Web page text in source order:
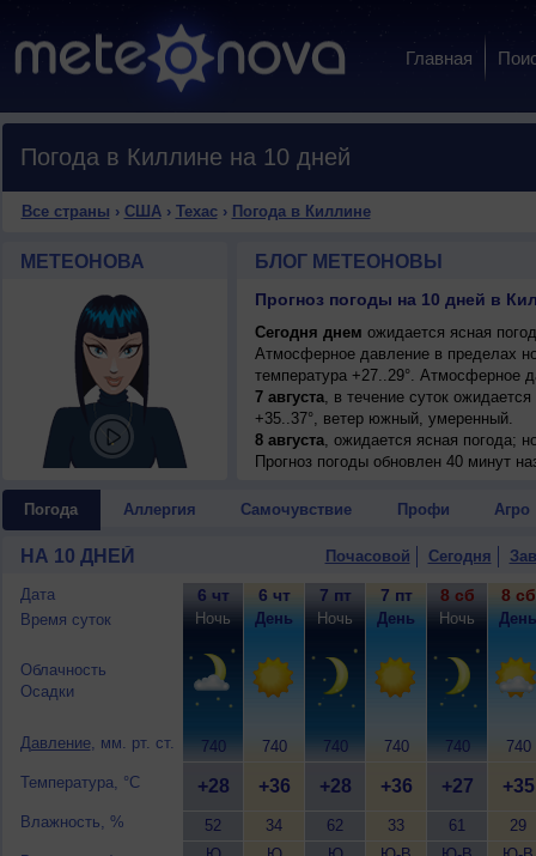
Главная
Погода в Киллине на 10 дней
Все страны › США› Техас› Погода в Киллине
МЕТЕОНОВА БЛОГ МЕТЕОНОВЫ
Прогноз погоды на 10 дней в
Сегодня днем ожидается ясная
Атмосферное давление в пределах
температура +27..29°. Атмосферное
7 августа, в течение суток
+35..37°, ветер южный, умеренный.
8 августа, ожидается ясная погода;
восточный, умеренный.
возможна гроза; ночью +26..28°,
ветер южный, умеренный.
Прогноз погоды обновлен 40 минут
Погода Аллергия Самочувствие Профи Агро
НА 10 ДНЕЙ Почасовой Сегодня
Дата
Время суток
Облачность
Осадки
Давление, мм. рт. ст.
Температура, °C
Влажность, %
6 чт
Ночь
740
+28
52
6 чт
День
740
+36
34
7 пт
Ночь
740
+28
62
7 пт
День
740
+36
33
8 сб
Ночь
740
+27
61
8 сб
День
740
+35
29